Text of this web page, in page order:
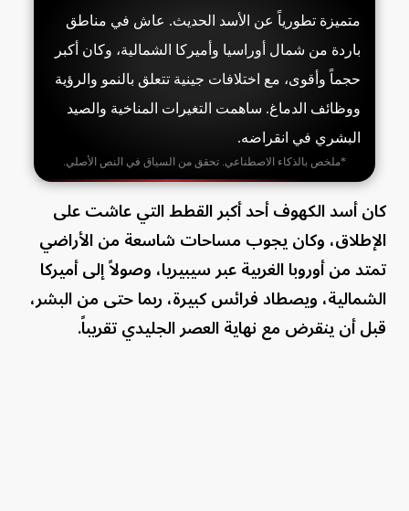
متميزة تطورياً عن الأسد الحديث. عاش في مناطق
باردة من شمال أوراسيا وأميركا الشمالية، وكان أكبر
حجماً وأقوى، مع اختلافات جينية تتعلق بالنمو والرؤية
ووظائف الدماغ. ساهمت التغيرات المناخية والصيد
البشري في انقراضه.
*ملخص بالذكاء الاصطناعي. تحقق من السياق في النص الأصلي.
كان أسد الكهوف أحد أكبر القطط التي عاشت على
الإطلاق، وكان يجوب مساحات شاسعة من الأراضي
تمتد من أوروبا الغربية عبر سيبيريا، وصولاً إلى أميركا
الشمالية، ويصطاد فرائس كبيرة، ربما حتى من البشر،
قبل أن ينقرض مع نهاية العصر الجليدي تقريباً.